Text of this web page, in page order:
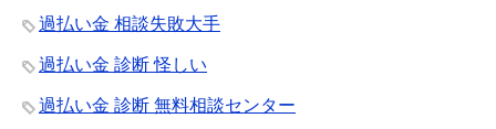
過払い金 相談失敗大手
過払い金 診断 怪しい
過払い金 診断 無料相談センター